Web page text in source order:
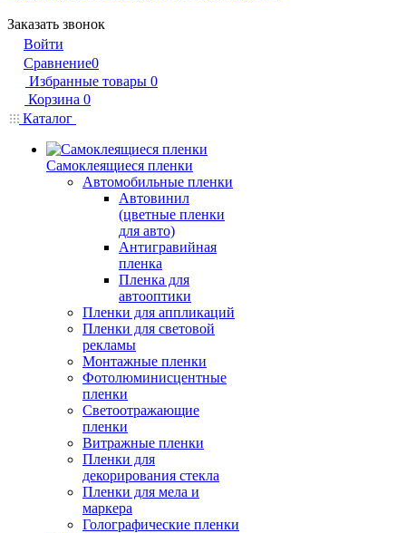
Заказать звонок
Войти
Сравнение0
Избранные товары 0
Корзина 0
Каталог
Самоклеящиеся пленки
Автомобильные пленки
Автовинил
(цветные пленки
для авто)
Антигравийная
пленка
Пленка для
автооптики
Пленки для аппликаций
Пленки для световой
рекламы
Монтажные пленки
Фотолюминисцентные
пленки
Светоотражающие
пленки
Витражные пленки
Пленки для
декорирования стекла
Пленки для мела и
маркера
Голографические пленки